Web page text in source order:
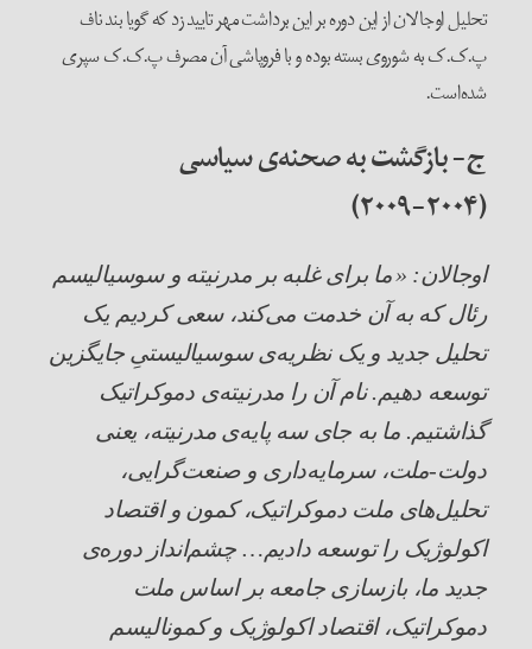
تحلیل اوجالان از این دوره بر این برداشت مهر تایید زد که گویا بند ناف
پ.ک.ک به شوروی بسته بوده و با فروپاشی آن مصرف‌ پ.ک.ک سپری
شده‌است.
ج- بازگشت به صحنه‌ی سیاسی
(۲۰۰۴-۲۰۰۹)
اوجالان: «ما برای غلبه بر مدرنیته و سوسیالیسم
رئال که به آن خدمت می‌کند، سعی کردیم یک
تحلیل جدید و یک نظریه‌ی سوسیالیستیِ جایگزین
توسعه دهیم. نام آن را مدرنیته‌ی دموکراتیک
گذاشتیم. ما به جای سه پایه‌ی مدرنیته، یعنی
دولت-ملت، سرمایه‌داری و صنعت‌گرایی،
تحلیل‌های ملت دموکراتیک، کمون و اقتصاد
اکولوژیک را توسعه دادیم… چشم‌انداز دوره‌ی
جدید ما، بازسازی جامعه بر اساس ملت
دموکراتیک، اقتصاد اکولوژیک و کمونالیسم